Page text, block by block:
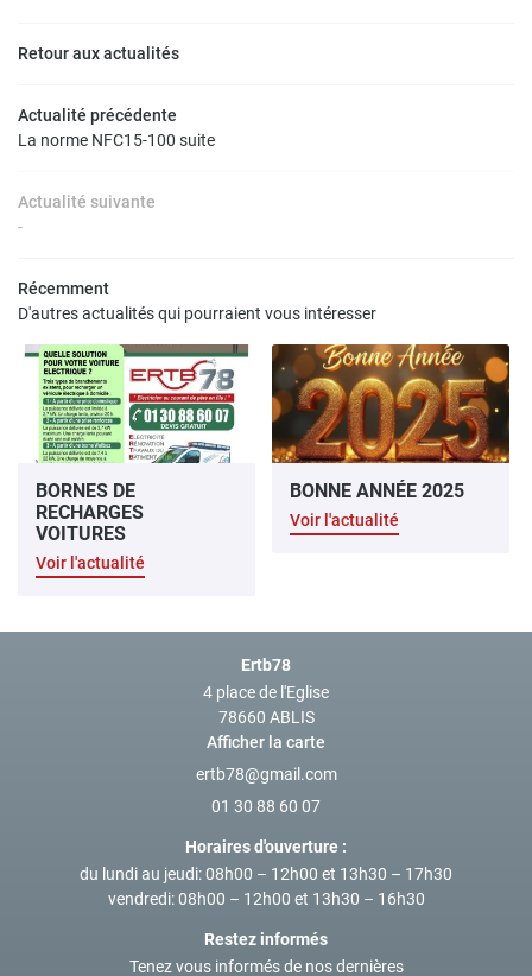
générale
Rénovations
Avis
Contact
Rejoignez-
Retour aux actualités
Actualité précédente
La norme NFC15-100 suite
Actualité suivante
-
Récemment
D'autres actualités qui pourraient vous intéresser
BORNES DE
RECHARGES
VOITURES
Voir l'actualité
BONNE ANNÉE 2025
Voir l'actualité
Ertb78
4 place de l'Eglise
78660 ABLIS
Afficher la carte
01 30 88 60 07
Horaires d'ouverture :
du lundi au jeudi: 08h00 – 12h00 et 13h30 – 17h30
vendredi: 08h00 – 12h00 et 13h30 – 16h30
Restez informés
Tenez vous informés de nos dernières